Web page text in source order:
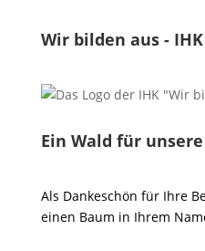
Wir bilden aus - IHK
Ein Wald für
Als Dankeschön für Ihre
einen Baum in Ihrem